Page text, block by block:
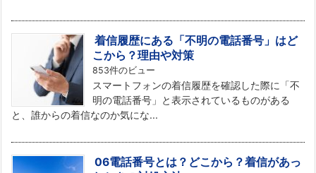
着信履歴にある「不明の電話番号」はど
こから？理由や対策
853件のビュー
スマートフォンの着信履歴を確認した際に「不
明の電話番号」と表示されているものがある
と、誰からの着信なのか気にな...
06電話番号とは？どこから？着信があっ